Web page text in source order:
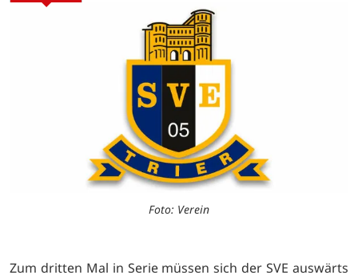
Foto: Verein
Zum dritten Mal in Serie müssen sich der SVE auswärts